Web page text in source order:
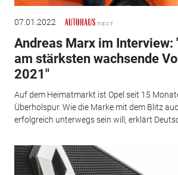
07.01.2022
Andreas Marx im Interview:
am stärksten wachsende
2021"
Auf dem Heimatmarkt ist Opel seit 15
Überholspur. Wie die Marke mit dem Blitz
erfolgreich unterwegs sein will, erklärt